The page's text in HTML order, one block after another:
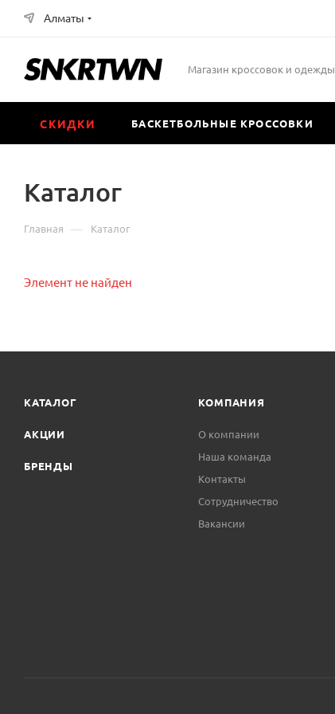
Алматы
Магазин кроссовок и одежды
СКИДКИ БАСКЕТБОЛЬНЫЕ КРОССОВКИ
Каталог
Главная — Каталог
Элемент не найден
КАТАЛОГ
АКЦИИ
БРЕНДЫ
КОМПАНИЯ
О компании
Наша команда
Контакты
Сотрудничество
Вакансии